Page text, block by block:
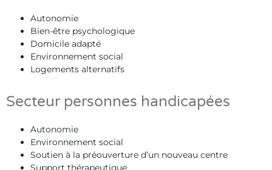
Autonomie
Bien-être psychologique
Domicile adapté
Environnement social
Logements alternatifs
Secteur personnes handicapées
Autonomie
Environnement social
Soutien à la préouverture d’un nouveau centre
Support thérapeutique